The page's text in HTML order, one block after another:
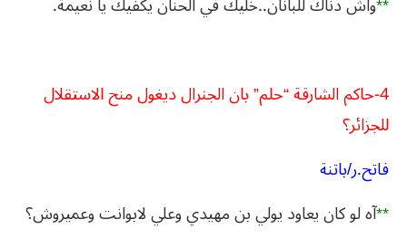
4-حاكم الشارقة “حلم” بان الجنرال ديغول منح الاستقلال
للجزائر؟
فاتح.ر/باتنة
**آه لو كان يعاود يولي بن مهيدي وعلي لابوانت وعميروش؟